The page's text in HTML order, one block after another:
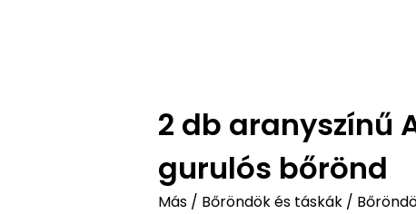
2 db aranyszínű
gurulós bőrönd
Más/ Bőröndök és táskák/